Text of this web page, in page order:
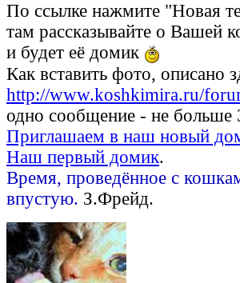
По ссылке нажмите "Новая
там рассказывайте о Вашей
и будет её домик
Как вставить фото, описано
http://www.koshkimira.ru/
одно сообщение - не больше
Приглашаем в наш новый
Наш первый домик.
Время, проведённое с
впустую. З.Фрейд.